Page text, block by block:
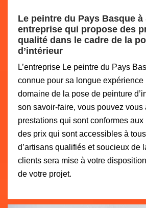
Le peintre du Pays Basque à
entreprise qui propose des
qualité dans le cadre de la
d’intérieur
L’entreprise Le peintre du Pays
connue pour sa longue
domaine de la pose de peinture
son savoir-faire, vous pouvez vous
prestations qui sont conformes aux
des prix qui sont accessibles à
d’artisans qualifiés et soucieux de
clients sera mise à votre
de votre projet.